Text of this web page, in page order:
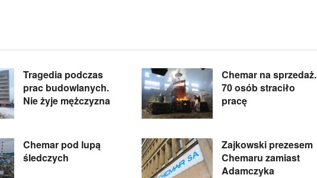
Tragedia podczas
prac budowlanych.
Nie żyje mężczyzna
Chemar na sprzedaż.
70 osób straciło
pracę
Chemar pod lupą
śledczych
Zajkowski prezesem
Chemaru zamiast
Adamczyka